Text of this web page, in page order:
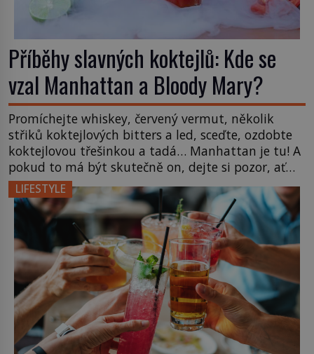
Příběhy slavných koktejlů: Kde se
vzal Manhattan a Bloody Mary?
Promíchejte whiskey, červený vermut, několik
střiků koktejlových bitters a led, sceďte, ozdobte
koktejlovou třešinkou a tadá… Manhattan je tu! A
pokud to má být skutečně on, dejte si pozor, ať
místo klasické americké rye whiskey či klidně
bourbonu nepoužijete skotskou whisku. Co se
stane? Inu, koktejl bude stále skvělý, ale už to
nebude Manhattan ale […]
LIFESTYLE